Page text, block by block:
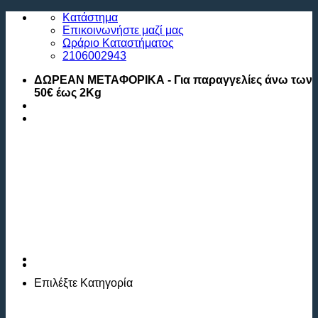
Μετάβαση
περιεχόμενο
Κατάστημα
Επικοινωνήστε μαζί μας
Ωράριο Καταστήματος
2106002943
ΔΩΡΕΑΝ ΜΕΤΑΦΟΡΙΚΑ - Για παραγγελίες άνω των
50€ έως 2Kg
Επιλέξτε Κατηγορία